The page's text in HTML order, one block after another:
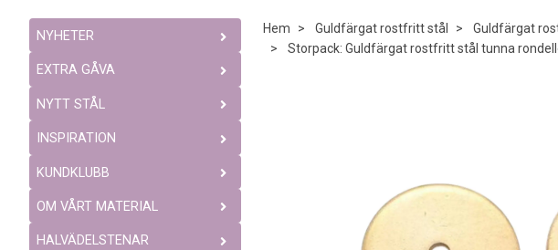
NYHETER
EXTRA GÅVA
NYTT STÅL
INSPIRATION
KUNDKLUBB
OM VÅRT MATERIAL
HALVÄDELSTENAR
Hem Guldfärgat rostfritt stål Guldfärgat
Storpack: Guldfärgat rostfritt stål tunna